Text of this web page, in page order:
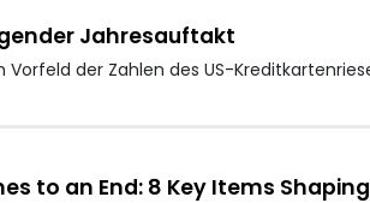
Jahresauftakt
Vorfeld der Zahlen des US-
to an End: 8 Key Items